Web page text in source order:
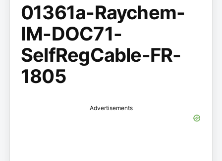
01361a-Raychem-
IM-DOC71-
SelfRegCable-FR-
1805
Advertisements